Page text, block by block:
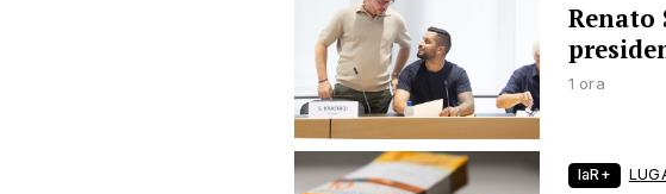
Renato
1 ora
laR+